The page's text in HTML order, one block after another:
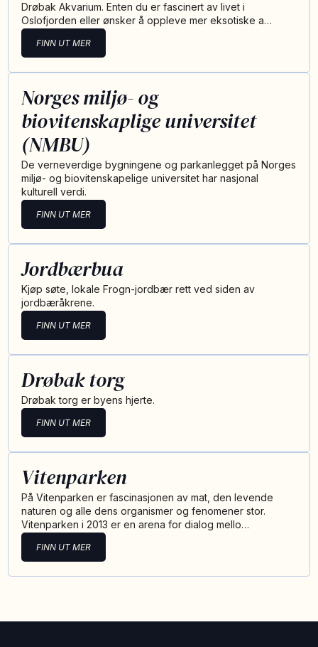
Drøbak Akvarium. Enten du er fascinert av livet i
Oslofjorden eller ønsker å oppleve mer eksotiske a…
FINN UT MER
Norges miljø- og
biovitenskaplige universitet
(NMBU)
De verneverdige bygningene og parkanlegget på Norges
miljø- og biovitenskapelige universitet har nasjonal
kulturell verdi.
FINN UT MER
Jordbærbua
Kjøp søte, lokale Frogn-jordbær rett ved siden av
jordbæråkrene.
FINN UT MER
Drøbak torg
Drøbak torg er byens hjerte.
FINN UT MER
Vitenparken
På Vitenparken er fascinasjonen av mat, den levende
naturen og alle dens organismer og fenomener stor.
Vitenparken i 2013 er en arena for dialog mello…
FINN UT MER